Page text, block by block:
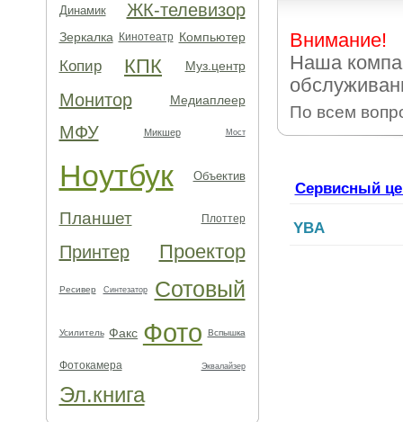
Динамик
ЖК-телевизор
Зеркалка Кинотеатр Компьютер
Копир КПК Муз.центр
Монитор Медиаплеер
МФУ Микшер Мост
Ноутбук Объектив
Планшет Плоттер
Принтер Проектор
Ресивер Синтезатор Сотовый
Усилитель Факс Фото Вспышка
Фотокамера Эквалайзер
Эл.книга
Внимание!
Наша
По всем
Сервисный
YBA